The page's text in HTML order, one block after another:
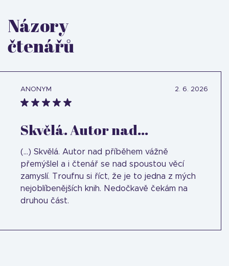
Názory
čtenářů
ANONYM 2. 6. 2026
Skvělá. Autor nad...
(...) Skvělá. Autor nad příběhem vážně
přemýšlel a i čtenář se nad spoustou věcí
zamyslí. Troufnu si říct, že je to jedna z mých
nejoblíbenějších knih. Nedočkavě čekám na
druhou část.